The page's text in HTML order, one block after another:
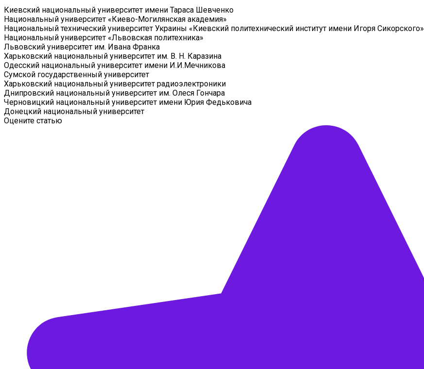
Киевский национальный университет имени Тараса Шевченко
Национальный университет «Киево-Могилянская академия»
Национальный технический университет Украины «Киевский политехнический институт имени Игоря Сикорского»
Национальный университет «Львовская политехника»
Львовский университет им. Ивана Франка
Харьковский национальный университет им. В. Н. Каразина
Одесский национальный университет имени И.И.Мечникова
Сумской государственный университет
Харьковский национальный университет радиоэлектроники
Днипровский национальный университет им. Олеся Гончара
Черновицкий национальный университет имени Юрия Федьковича
Донецкий национальный университет
Оцените статью